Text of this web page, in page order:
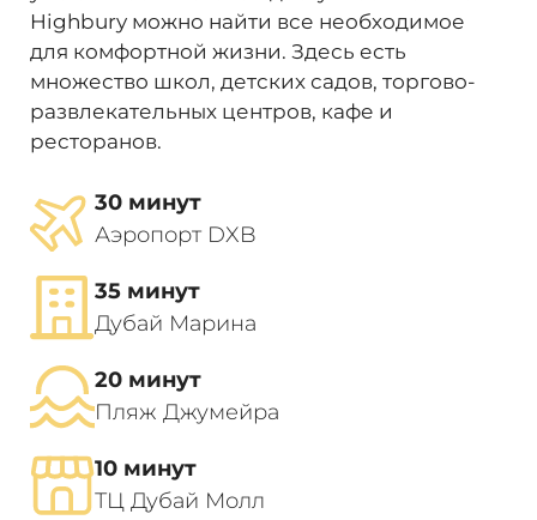
стадии строительства и получить быстрый
инвестиционный доход.
Наши эксперты помогут разобраться во
всех волнующих вас вопросах и помогут с
приобретением недвижимости в Дубае!
Highbury можно найти все необходимое
для комфортной жизни. Здесь есть
множество школ, детских садов, торгово-
развлекательных центров, кафе и
ресторанов.
30 минут
Аэропорт DXB
35 минут
Дубай Марина
20 минут
Пляж Джумейра
10 минут
ТЦ Дубай Молл